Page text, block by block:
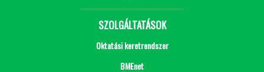
SZOLGÁLTATÁSOK
Oktatási keretrendszer
BMEnet